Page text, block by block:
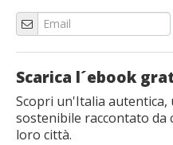
Scarica l´ebook
Scopri un'Italia
sostenibile raccontato
loro città.